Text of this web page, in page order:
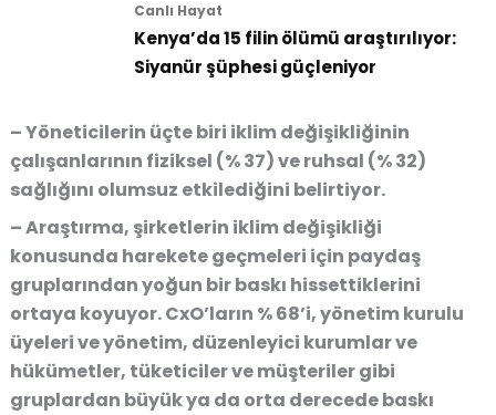
Canlı Hayat
Kenya’da 15 filin ölümü araştırılıyor:
Siyanür şüphesi güçleniyor
– Yöneticilerin üçte biri iklim değişikliğinin
çalışanlarının fiziksel (% 37) ve ruhsal (% 32)
sağlığını olumsuz etkilediğini belirtiyor.
– Araştırma, şirketlerin iklim değişikliği
konusunda harekete geçmeleri için paydaş
gruplarından yoğun bir baskı hissettiklerini
ortaya koyuyor. CxO’ların % 68’i, yönetim kurulu
üyeleri ve yönetim, düzenleyici kurumlar ve
hükümetler, tüketiciler ve müşteriler gibi
gruplardan büyük ya da orta derecede baskı